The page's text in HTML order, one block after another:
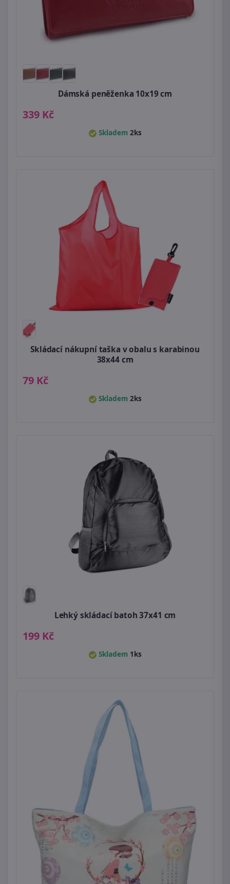
Dámská peněženka 10x19 cm
339 Kč
Skladem 2ks
Skládací nákupní taška v obalu s karabinou
38x44 cm
79 Kč
Skladem 2ks
Lehký skládací batoh 37x41 cm
199 Kč
Skladem 1ks